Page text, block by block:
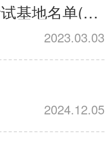
2023年国家临床执业医师实践技能考试基地名单(西医部分)
2023.03.03
2024.12.05